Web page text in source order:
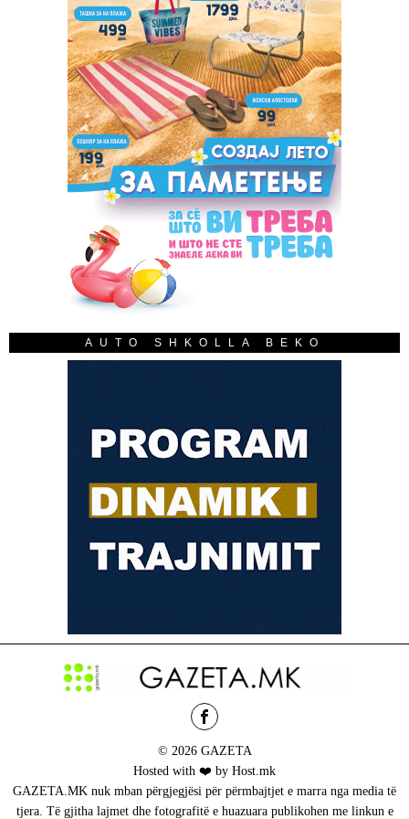
AUTO SHKOLLA BEKO
© 2026 GAZETA
Hosted with ❤️ by Host.mk
GAZETA.MK nuk mban përgjegjësi për përmbajtjet e marra nga media të
tjera. Të gjitha lajmet dhe fotografitë e huazuara publikohen me linkun e